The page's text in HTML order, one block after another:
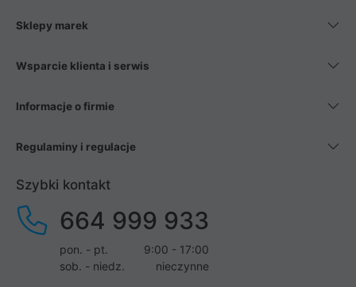
Sklepy marek
Wsparcie klienta i serwis
Informacje o firmie
Regulaminy i regulacje
Szybki kontakt
664 999 933
pon. - pt.
9:00 - 17:00
sob. - niedz.
nieczynne